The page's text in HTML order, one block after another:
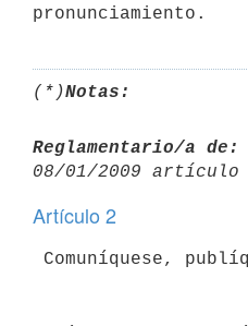
(*)Notas:
Reglamentario/a de:
08/01/2009 artículo
Artículo 2